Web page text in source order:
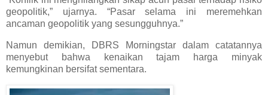
geopolitik,” ujarnya. “Pasar selama ini meremehkan
ancaman geopolitik yang sesungguhnya.”
Namun demikian, DBRS Morningstar dalam catatannya
menyebut bahwa kenaikan tajam harga minyak
kemungkinan bersifat sementara.